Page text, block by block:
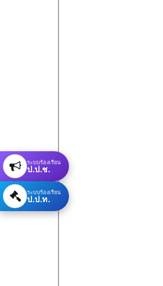
ระบบร้องเรียน
ป.ป.ช.
ระบบร้องเรียน
ป.ป.ท.